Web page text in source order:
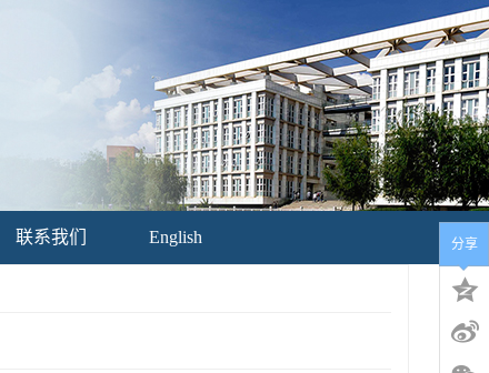
联系我们 English 分享